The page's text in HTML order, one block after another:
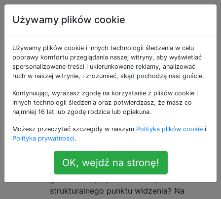
Majsterkowanie
w domu
Pytania otagowane
jako engineering
12
Czy istnieje przypadek, w którym
gwoździe są lepsze od śrub, z
punktu widzenia inżynierii /
konstrukcji?
Czy istnieje przypadek, w którym
strukturalnego punktu widzenia? Na
Używamy plików cookie
Używamy plików cookie i innych technologii śledzenia w celu
poprawy komfortu przeglądania naszej witryny, aby wyświetlać
spersonalizowane treści i ukierunkowane reklamy, analizować
ruch w naszej witrynie, i zrozumieć, skąd pochodzą nasi goście.
Kontynuując, wyrażasz zgodę na korzystanie z plików cookie i
innych technologii śledzenia oraz potwierdzasz, że masz co
najmniej 16 lat lub zgodę rodzica lub opiekuna.
Możesz przeczytać szczegóły w naszym Polityka plików cookie i
Polityka prywatności.
OK, wejdź na stronę!